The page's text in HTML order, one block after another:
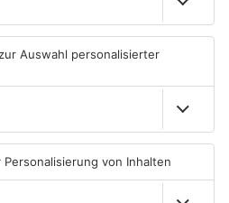
Gewässer im Primaveraland
leiden unter Trockenheit